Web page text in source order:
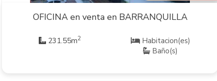
OFICINA en venta en BARRANQUILLA
231.55m2
Habitacion(es)
Baño(s)